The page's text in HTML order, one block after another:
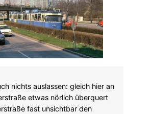
nichts auslassen: gleich hier an
etwas nörlich überquert
fast unsichtbar den